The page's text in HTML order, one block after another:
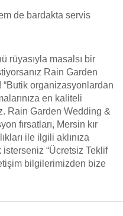
de bardakta servis
rüyasıyla masalsı bir
Rain Garden
organizasyonlardan
en kaliteli
Rain Garden Wedding &
fırsatları, Mersin kır
ile ilgili aklınıza
isterseniz “Ücretsiz Teklif
bilgilerimizden bize